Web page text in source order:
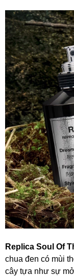
Replica Soul Of
chua đen có mùi
cây tựa như sự